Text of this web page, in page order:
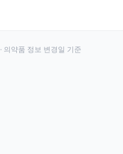
· 의약품 정보 변경일 기준